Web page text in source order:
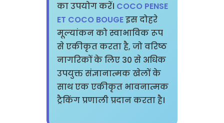
का उपयोग करें। COCO PENSE
ET COCO BOUGEइस दोहरे
मूल्यांकन को स्वाभाविक रूप
से एकीकृत करता है, जो वरिष्ठ
नागरिकों के लिए 30 से अधिक
उपयुक्त संज्ञानात्मक खेलों के
साथ एक एकीकृत भावनात्मक
ट्रैकिंग प्रणाली प्रदान करता है।